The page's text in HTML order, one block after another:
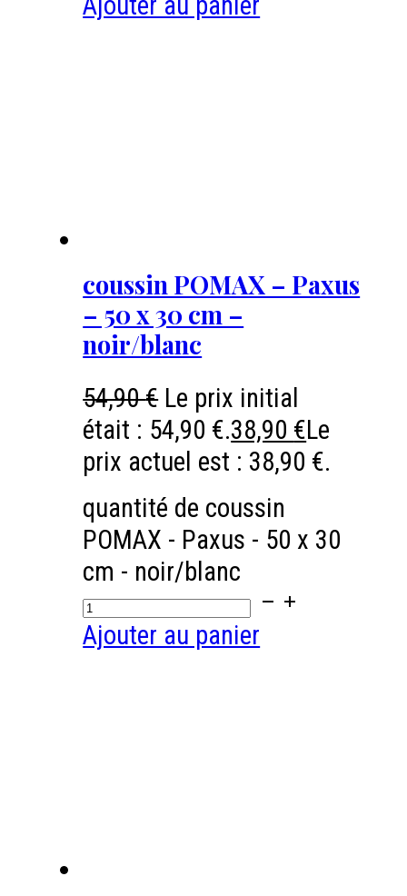
coussin POMAX – Paxus
– 50 x 30 cm –
noir/blanc
54,90€ Le prix initial
était : 54,90 €.38,90 €Le
prix actuel est : 38,90 €.
quantité de coussin
POMAX - Paxus - 50 x 30
cm - noir/blanc
Ajouter au panier